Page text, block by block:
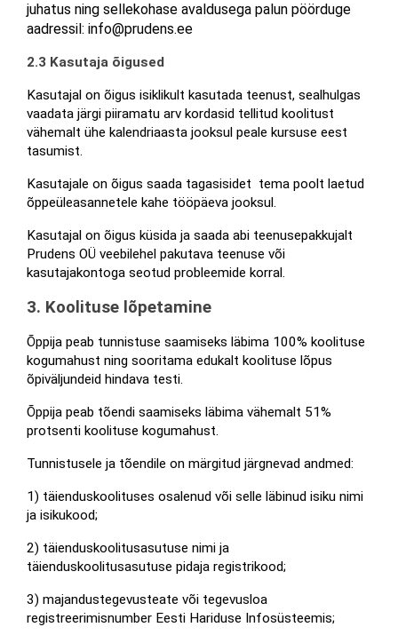
juhatus ning sellekohase avaldusega palun pöörduge
aadressil: info@prudens.ee
2.3 Kasutaja õigused
Kasutajal on õigus isiklikult kasutada teenust, sealhulgas
vaadata järgi piiramatu arv kordasid tellitud koolitust
vähemalt ühe kalendriaasta jooksul peale kursuse eest
tasumist.
Kasutajale on õigus saada tagasisidet  tema poolt laetud
õppeüleasannetele kahe tööpäeva jooksul.
Kasutajal on õigus küsida ja saada abi teenusepakkujalt
Prudens OÜ veebilehel pakutava teenuse või
kasutajakontoga seotud probleemide korral.
3. Koolituse lõpetamine
Õppija peab tunnistuse saamiseks läbima 100% koolituse
kogumahust ning sooritama edukalt koolituse lõpus
õpiväljundeid hindava testi.
Õppija peab tõendi saamiseks läbima vähemalt 51%
protsenti koolituse kogumahust.
Tunnistusele ja tõendile on märgitud järgnevad andmed:
1) täienduskoolituses osalenud või selle läbinud isiku nimi
ja isikukood;
2) täienduskoolitusasutuse nimi ja
täienduskoolitusasutuse pidaja registrikood;
3) majandustegevusteate või tegevusloa
registreerimisnumber Eesti Hariduse Infosüsteemis;